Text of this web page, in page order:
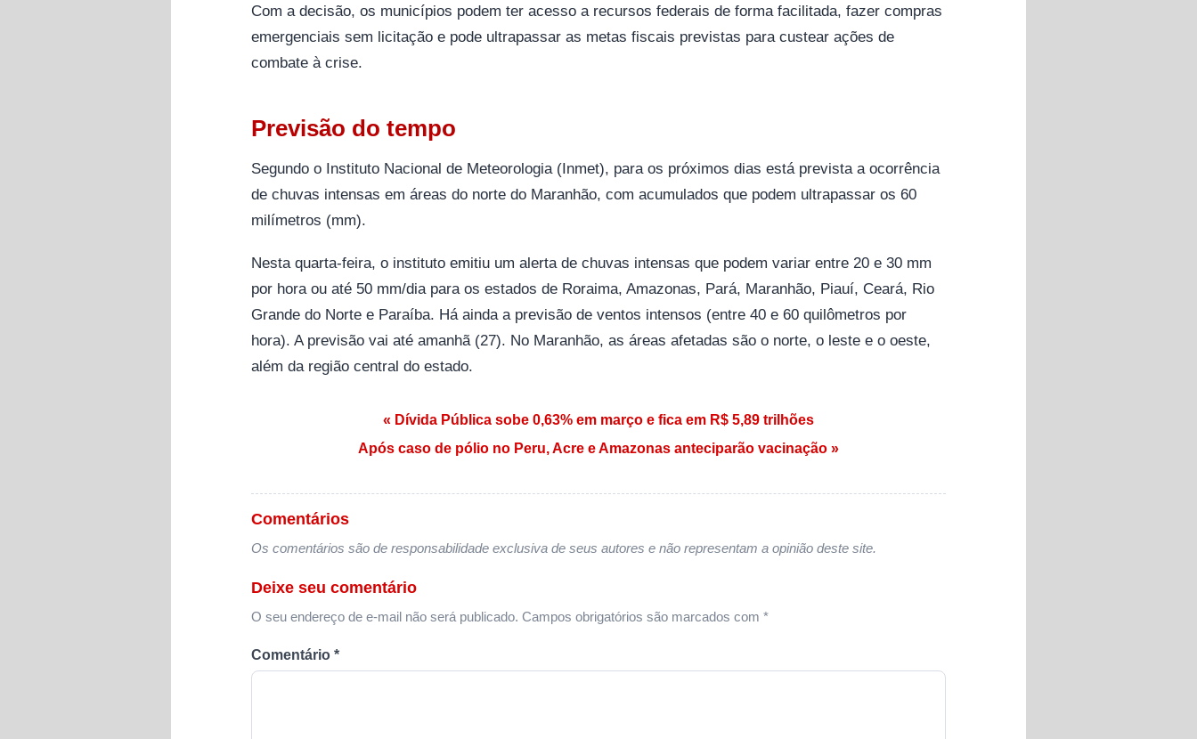
Com a decisão, os municípios podem ter acesso a recursos federais de forma facilitada, fazer compras
emergenciais sem licitação e pode ultrapassar as metas fiscais previstas para custear ações de
combate à crise.
Previsão do tempo
Segundo o Instituto Nacional de Meteorologia (Inmet), para os próximos dias está prevista a ocorrência
de chuvas intensas em áreas do norte do Maranhão, com acumulados que podem ultrapassar os 60
milímetros (mm).
Nesta quarta-feira, o instituto emitiu um alerta de chuvas intensas que podem variar entre 20 e 30 mm
por hora ou até 50 mm/dia para os estados de Roraima, Amazonas, Pará, Maranhão, Piauí, Ceará, Rio
Grande do Norte e Paraíba. Há ainda a previsão de ventos intensos (entre 40 e 60 quilômetros por
hora). A previsão vai até amanhã (27). No Maranhão, as áreas afetadas são o norte, o leste e o oeste,
além da região central do estado.
Navegação de Post« Dívida Pública sobe 0,63% em março e fica em R$ 5,89 trilhões
Após caso de pólio no Peru, Acre e Amazonas anteciparão vacinação »
Comentários
Os comentários são de responsabilidade exclusiva de seus autores e não representam a opinião deste site.
Deixe seu comentário
O seu endereço de e-mail não será publicado. Campos obrigatórios são marcados com *
Comentário *